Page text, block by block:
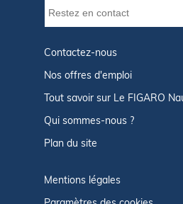
Contactez-nous
Nos offres d'emploi
Tout savoir sur Le FIGARO
Qui sommes-nous ?
Plan du site
Mentions légales